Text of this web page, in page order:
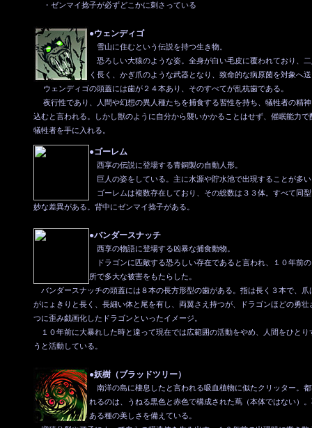
・ゼンマイ捻子が必ずどこかに刺さっている
●ウェンディゴ
雪山に住むという伝説を持つ生き物。
恐ろしい大猿のような姿。全身が白い毛皮に覆われており、
く長く、かぎ爪のような武器となり、致命的な病原菌を対象へ
ウェンディゴの頭蓋には歯が２４本あり、そのすべてが乱杭歯である。
夜行性であり、人間や幻想の異人種たちを捕食する習性を持ち、犠牲者の精
込むと言われる。しかし獣のように自分から襲いかかることはせず、催眠能力
犠牲者を手に入れる。
●ゴーレム
西享の伝説に登場する青銅製の自動人形。
巨人の姿をしている。主に水源や貯水池で出現することが多
ゴーレムは複数存在しており、その総数は３３体。すべて同
妙な差異がある。背中にゼンマイ捻子がある。
●バンダースナッチ
西享の物語に登場する凶暴な捕食動物。
ドラゴンに匹敵する恐ろしい存在であると言われ、１０年前
所で多大な被害をもたらした。
バンダースナッチの頭蓋には８本の長方形型の歯がある。指は長く３本で、爪
がにょきりと長く、長細い体と尾を有し、両翼さえ持つが、ドラゴンほどの勇
つに歪み戯画化したドラゴンといったイメージ。
１０年前に大暴れした時と違って現在では広範囲の活動をやめ、人間をひとり
うと活動している。
●妖樹（ブラッドツリー）
南洋の島に棲息したと言われる吸血植物に似たクリッター。
れるのは、うねる黒色と赤色で構成された蔦（本体ではない）
ある種の美しさを備えている。